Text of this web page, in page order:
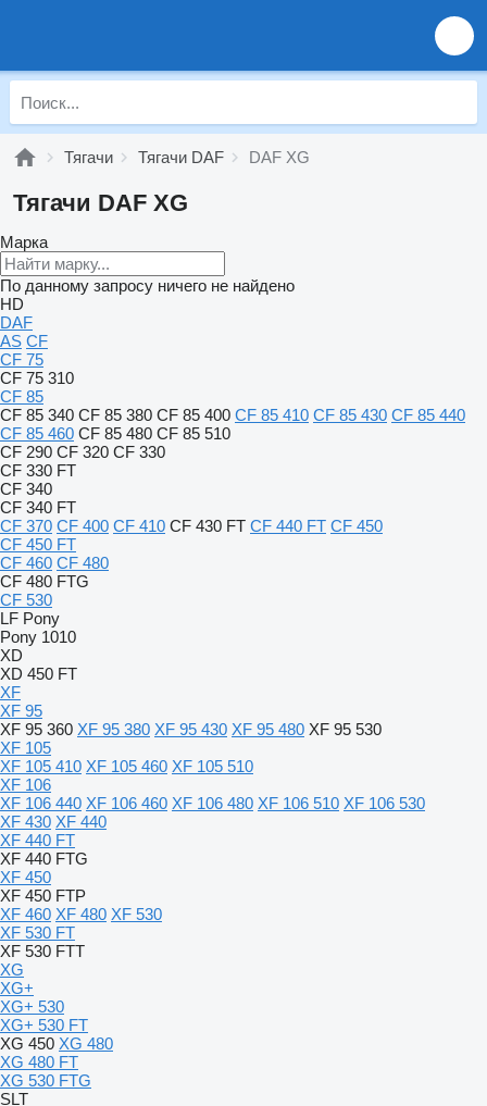
Тягачи Тягачи DAF DAF XG
Тягачи DAF XG
Марка
По данному запросу ничего не найдено
HD
DAF
AS CF
CF 75
CF 75 310
CF 85
CF 85 340 CF 85 380 CF 85 400 CF 85 410 CF 85 430 CF 85 440
CF 85 460 CF 85 480 CF 85 510
CF 290 CF 320 CF 330
CF 330 FT
CF 340
CF 340 FT
CF 370 CF 400 CF 410 CF 430 FT CF 440 FT CF 450
CF 450 FT
CF 460 CF 480
CF 480 FTG
CF 530
LF Pony
Pony 1010
XD
XD 450 FT
XF
XF 95
XF 95 360 XF 95 380 XF 95 430 XF 95 480 XF 95 530
XF 105
XF 105 410 XF 105 460 XF 105 510
XF 106
XF 106 440 XF 106 460 XF 106 480 XF 106 510 XF 106 530
XF 430 XF 440
XF 440 FT
XF 440 FTG
XF 450
XF 450 FTP
XF 460 XF 480 XF 530
XF 530 FT
XF 530 FTT
XG
XG+
XG+ 530
XG+ 530 FT
XG 450 XG 480
XG 480 FT
XG 530 FTG
SLT